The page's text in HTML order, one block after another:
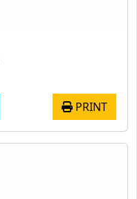
PRINT